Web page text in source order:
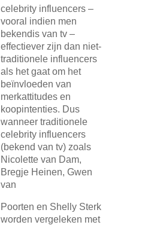
celebrity influencers –
vooral indien men
bekendis van tv –
effectiever zijn dan niet-
traditionele influencers
als het gaat om het
beïnvloeden van
merkattitudes en
koopintenties. Dus
wanneer traditionele
celebrity influencers
(bekend van tv) zoals
Nicolette van Dam,
Bregje Heinen, Gwen
van
Poorten en Shelly Sterk
worden vergeleken met